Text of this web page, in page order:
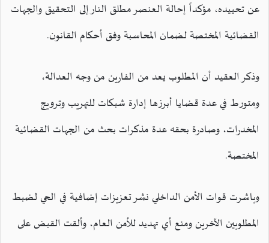
عن تحييده، مؤكداً إحالة العنصر مطلق النار إلى التحقيق والجهات
القضائية المختصة لضمان المحاسبة وفق أحكام القانون.
وذكر العقيد أن المطلوب يعد من الفارين من وجه العدالة،
ومتورط في عدة قضايا أبرزها إدارة شبكات للتهريب وترويج
المخدرات، وصادرة بحقه عدة مذكرات بحث من الجهات القضائية
المختصة.
وباشرت قوات الأمن الداخلي نشر تعزيزات إضافية في الحي لضبط
المطلوبين الآخرين ومنع أي تهديد للأمن العام، وألقت القبض على